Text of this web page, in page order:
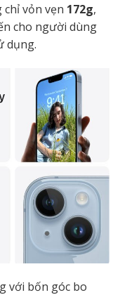
vỏn vẹn 172g,
cho người dùng
dụng.
với bốn góc bo